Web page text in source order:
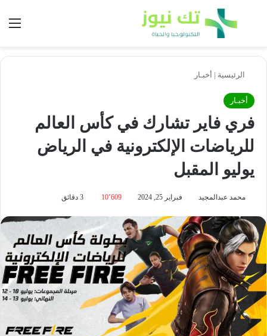
بحث عن
الرئيسية | أخبـار
أخبـار
فري فاير تشارك في كأس العالم
للرياضات الإلكترونية في الرياض
يوليو المقبل
محمد عبدالمجيد فبراير 25, 2024 10٬609